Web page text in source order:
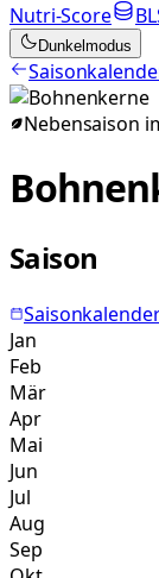
Nutri-Score
Dunkelmodus
Nebensaison
Saison
Jan
Feb
Mär
Apr
Mai
Jun
Jul
Aug
Sep